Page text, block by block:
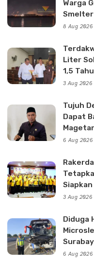
Warga
8 Aug 2026
Liter
1,5
3 Aug 2026
Tujuh
Dapat
6 Aug 2026
3 Aug 2026
Diduga
6 Aug 2026